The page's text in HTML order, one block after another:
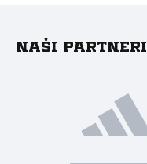
Naši partneri